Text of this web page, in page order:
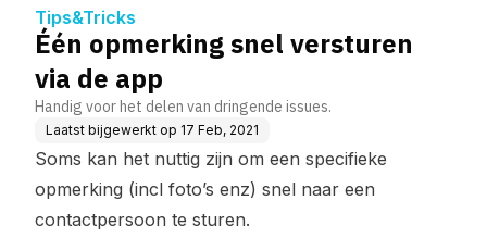
Tips&Tricks
Één opmerking snel versturen
via de app
Handig voor het delen van dringende issues.
Laatst bijgewerkt op 17 Feb, 2021
Soms kan het nuttig zijn om een ​​specifieke
opmerking (incl foto’s enz) snel naar een
contactpersoon te sturen.